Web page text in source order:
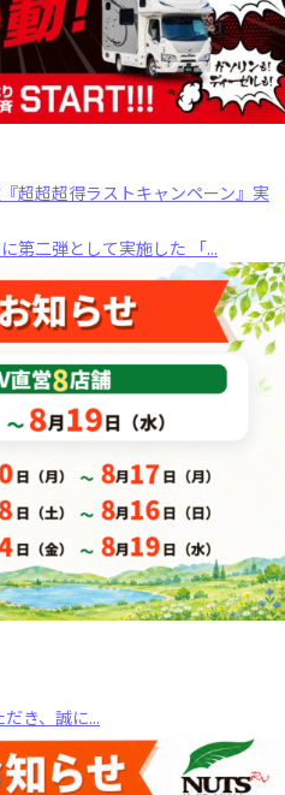
超超超得ラストキャンペーン』実
第二弾として実施した 「...
き、誠に...